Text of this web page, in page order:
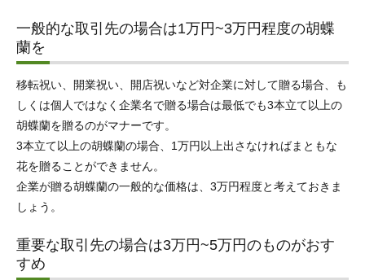
一般的な取引先の場合は1万円~3万円程度の胡蝶
蘭を
移転祝い、開業祝い、開店祝いなど対企業に対して贈る場合、も
しくは個人ではなく企業名で贈る場合は最低でも3本立て以上の
胡蝶蘭を贈るのがマナーです。
3本立て以上の胡蝶蘭の場合、1万円以上出さなければまともな
花を贈ることができません。
企業が贈る胡蝶蘭の一般的な価格は、3万円程度と考えておきま
しょう。
重要な取引先の場合は3万円~5万円のものがおす
すめ